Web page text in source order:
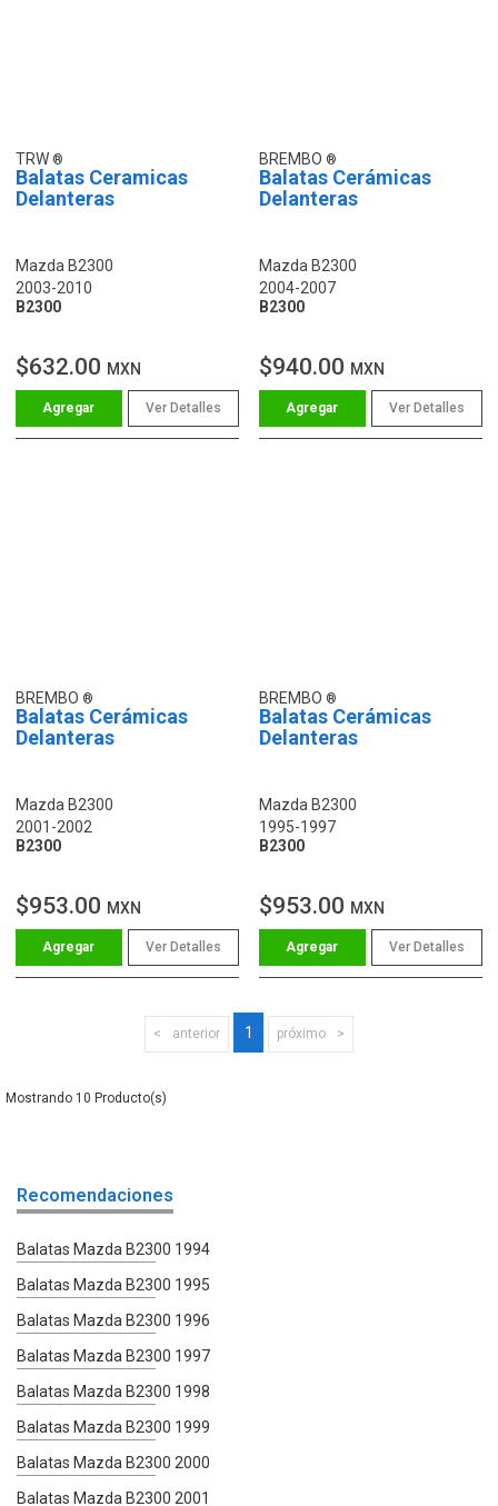
TRW
Balatas Ceramicas
Delanteras
Mazda B2300
2003-2010
B2300
$632.00 MXN
Ver Detalles
BREMBO
Balatas Cerámicas
Delanteras
Mazda B2300
2004-2007
B2300
$940.00 MXN
Ver Detalles
BREMBO
Balatas Cerámicas
Delanteras
Mazda B2300
2001-2002
B2300
$953.00 MXN
Ver Detalles
BREMBO
Balatas Cerámicas
Delanteras
Mazda B2300
1995-1997
B2300
$953.00 MXN
Ver Detalles
anterior 1 próximo
10
Recomendaciones
Balatas Mazda B2300 1994
Balatas Mazda B2300 1995
Balatas Mazda B2300 1996
Balatas Mazda B2300 1997
Balatas Mazda B2300 1998
Balatas Mazda B2300 1999
Balatas Mazda B2300 2000
Balatas Mazda B2300 2001